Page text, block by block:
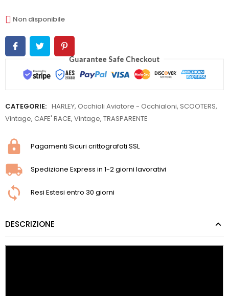
Non disponibile
CATEGORIE: HARLEY, Occhiali Aviatore - Occhialoni, SCOOTERS,
Vintage, CAFE' RACE, Vintage, TRASPARENTE
Pagamenti Sicuri crittografati SSL
Spedizione Express in 1-2 giorni lavorativi
Resi Estesi entro 30 giorni
DESCRIZIONE